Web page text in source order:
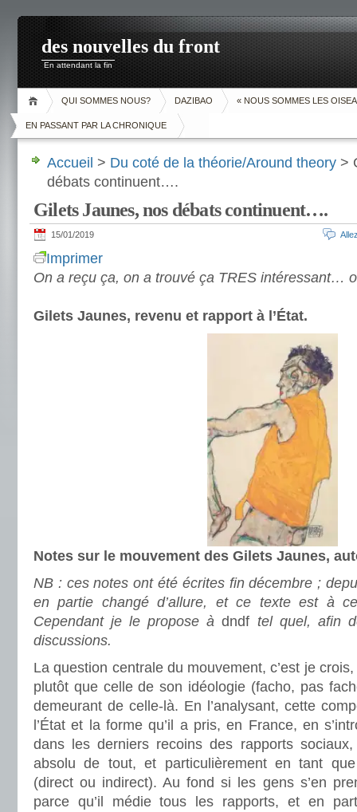
des nouvelles du front
En attendant la fin
QUI SOMMES NOUS? DAZIBAO « NOUS SOMMES LES
EN PASSANT PAR LA CHRONIQUE
Accueil > Du coté de la théorie/Around theory >
débats continuent….
Gilets Jaunes, nos débats continuent….
15/01/2019
Imprimer
On a reçu ça, on a trouvé ça TRES intéressant…
Gilets Jaunes, revenu et rapport à l’État.
Notes sur le mouvement des Gilets Jaunes,
NB : ces notes ont été écrites fin décembre ;
en partie changé d’allure, et ce texte est à
Cependant je le propose àdndf tel quel, afin
discussions.
La question centrale du mouvement, c’est je
plutôt que celle de son idéologie (facho, pas
demeurant de celle-là. En l’analysant, cette
l’État et la forme qu’il a pris, en France, en
dans les derniers recoins des rapports sociaux,
absolu de tout, et particulièrement en tant
(direct ou indirect). Au fond si les gens s’en
parce qu’il médie tous les rapports, et en